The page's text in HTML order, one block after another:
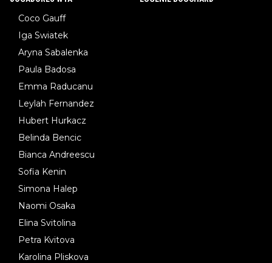
Coco Gauff
Iga Swiatek
Aryna Sabalenka
Paula Badosa
Emma Raducanu
Leylah Fernandez
Hubert Hurkacz
Belinda Bencic
Bianca Andreescu
Sofia Kenin
Simona Halep
Naomi Osaka
Elina Svitolina
Petra Kvitova
Karolina Pliskova